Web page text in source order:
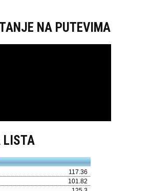
NA PUTEVIMA
LISTA